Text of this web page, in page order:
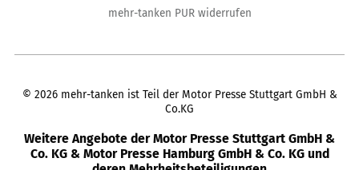
mehr-tanken PUR widerrufen
© 2026 mehr-tanken ist Teil der Motor Presse Stuttgart GmbH &
Co.KG
Weitere Angebote der Motor Presse Stuttgart GmbH &
Co. KG & Motor Presse Hamburg GmbH & Co. KG und